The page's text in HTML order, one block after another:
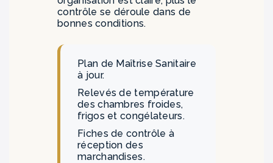
contrôle se déroule dans de
bonnes conditions.
Plan de Maîtrise Sanitaire
à jour.
Relevés de température
des chambres froides,
frigos et congélateurs.
Fiches de contrôle à
réception des
marchandises.